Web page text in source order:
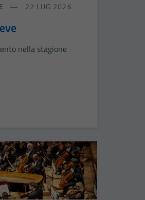
22 LUG 2026
nella stagione